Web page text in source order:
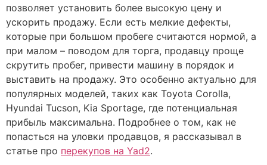
позволяет установить более высокую цену и
ускорить продажу. Если есть мелкие дефекты,
которые при большом пробеге считаются нормой, а
при малом – поводом для торга, продавцу проще
скрутить пробег, привести машину в порядок и
выставить на продажу. Это особенно актуально для
популярных моделей, таких как Toyota Corolla,
Hyundai Tucson, Kia Sportage, где потенциальная
прибыль максимальна. Подробнее о том, как не
попасться на уловки продавцов, я рассказывал в
статье про перекупов на Yad2.